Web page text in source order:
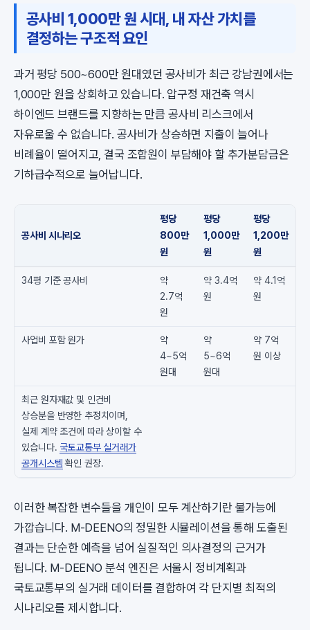
공사비 1,000만 원 시대, 내 자산 가치를
결정하는 구조적 요인
과거 평당 500~600만 원대였던 공사비가 최근 강남권에서는
1,000만 원을 상회하고 있습니다. 압구정 재건축 역시
하이엔드 브랜드를 지향하는 만큼 공사비 리스크에서
자유로울 수 없습니다. 공사비가 상승하면 지출이 늘어나
비례율이 떨어지고, 결국 조합원이 부담해야 할 추가분담금은
기하급수적으로 늘어납니다.
공사비 시나리오
평당
800만
원
평당
1,000만
원
평당
1,200만
원
34평 기준 공사비
약
2.7억
원
약 3.4억
원
약 4.1억
원
사업비 포함 원가
약
4~5억
원대
약
5~6억
원대
약 7억
원 이상
최근 원자재값 및 인건비
상승분을 반영한 추정치이며,
실제 계약 조건에 따라 상이할 수
있습니다. 국토교통부 실거래가
공개시스템확인 권장.
이러한 복잡한 변수들을 개인이 모두 계산하기란 불가능에
가깝습니다. M-DEENO의 정밀한 시뮬레이션을 통해 도출된
결과는 단순한 예측을 넘어 실질적인 의사결정의 근거가
됩니다. M-DEENO 분석 엔진은 서울시 정비계획과
국토교통부의 실거래 데이터를 결합하여 각 단지별 최적의
시나리오를 제시합니다.